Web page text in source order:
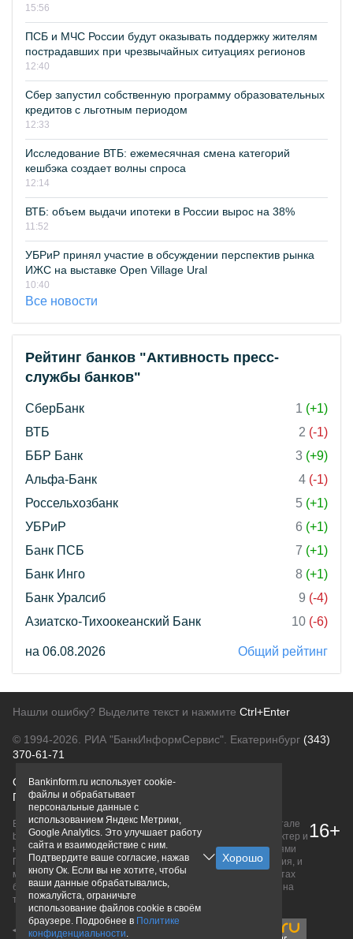
15:56
ПСБ и МЧС России будут оказывать поддержку жителям
пострадавших при чрезвычайных ситуациях регионов
12:40
Сбер запустил собственную программу образовательных
кредитов с льготным периодом
12:33
Исследование ВТБ: ежемесячная смена категорий
кешбэка создает волны спроса
12:14
ВТБ: объем выдачи ипотеки в России вырос на 38%
11:52
УБРиР принял участие в обсуждении перспектив рынка
ИЖС на выставке Open Village Ural
10:40
Все новости
Рейтинг банков "Активность пресс-
службы банков"
СберБанк 1 (+1)
ВТБ
2 (-1)
ББР Банк
3 (+9)
Альфа-Банк
4 (-1)
Россельхозбанк
5 (+1)
УБРиР
6 (+1)
Банк ПСБ
7 (+1)
Банк Инго
8 (+1)
Банк Уралсиб
9 (-4)
Азиатско-Тихоокеанский Банк
10 (-6)
на 06.08.2026 Общий рейтинг
Нашли ошибку? Выделите текст и нажмите Ctrl+Enter
© 1994-2026. РИА "БанкИнформСервис". Екатеринбург (343)
370-61-71
О проектеПолитика конфиденциальности
Правовая информацияДля рекламодателей
Вся информация о продуктах банков, размещенная на портале
bankinform.ru, носит исключительно ознакомительный характер и
не является публичной офертой, определяемой положениями
ГК РФ. Информация не содержит точного и полного описания, и
может быть изменена. Конечные условия уточняйте на сайтах
банков или при личном обращении. Исключительное право на
товарные знаки принадлежит их правообладателям.
16+
Bankinform.ru использует cookie-
файлы и обрабатывает
персональные данные с
использованием Яндекс Метрики,
Google Analytics. Это улучшает работу
сайта и взаимодействие с ним.
Подтвердите ваше согласие, нажав
кнопу Ок. Если вы не хотите, чтобы
ваши данные обрабатывались,
пожалуйста, ограничьте
использование файлов cookie в своём
браузере. Подробнее в Политике
конфиденциальности.